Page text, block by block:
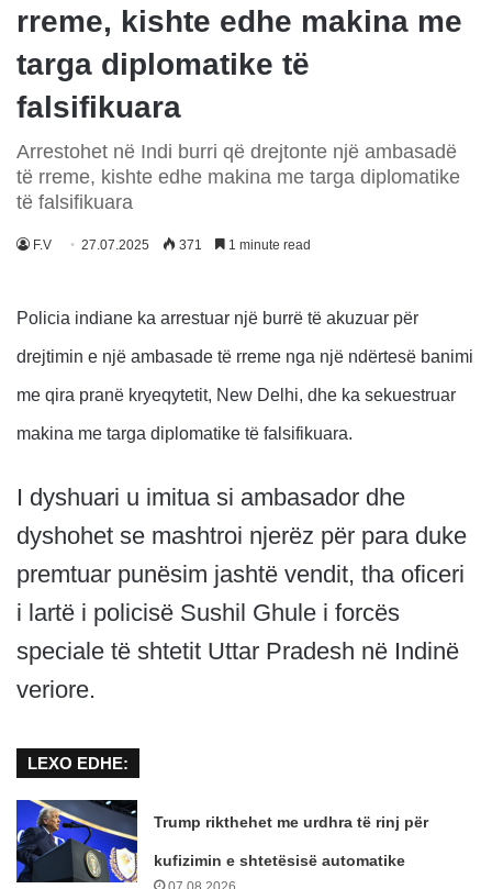
rreme, kishte edhe makina me
targa diplomatike të
falsifikuara
Arrestohet në Indi burri që drejtonte një ambasadë
të rreme, kishte edhe makina me targa diplomatike
të falsifikuara
F.V 27.07.2025 371 1 minute read
Policia indiane ka arrestuar një burrë të akuzuar për
drejtimin e një ambasade të rreme nga një ndërtesë banimi
me qira pranë kryeqytetit, New Delhi, dhe ka sekuestruar
makina me targa diplomatike të falsifikuara.
I dyshuari u imitua si ambasador dhe
dyshohet se mashtroi njerëz për para duke
premtuar punësim jashtë vendit, tha oficeri
i lartë i policisë Sushil Ghule i forcës
speciale të shtetit Uttar Pradesh në Indinë
veriore.
LEXO EDHE:
Trump rikthehet me urdhra të rinj për
kufizimin e shtetësisë automatike